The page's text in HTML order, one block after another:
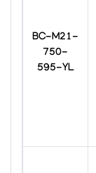
BC-M21-
750-
595-YL